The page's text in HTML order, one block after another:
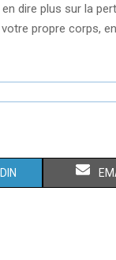
dire plus sur la
propre corps, en
S